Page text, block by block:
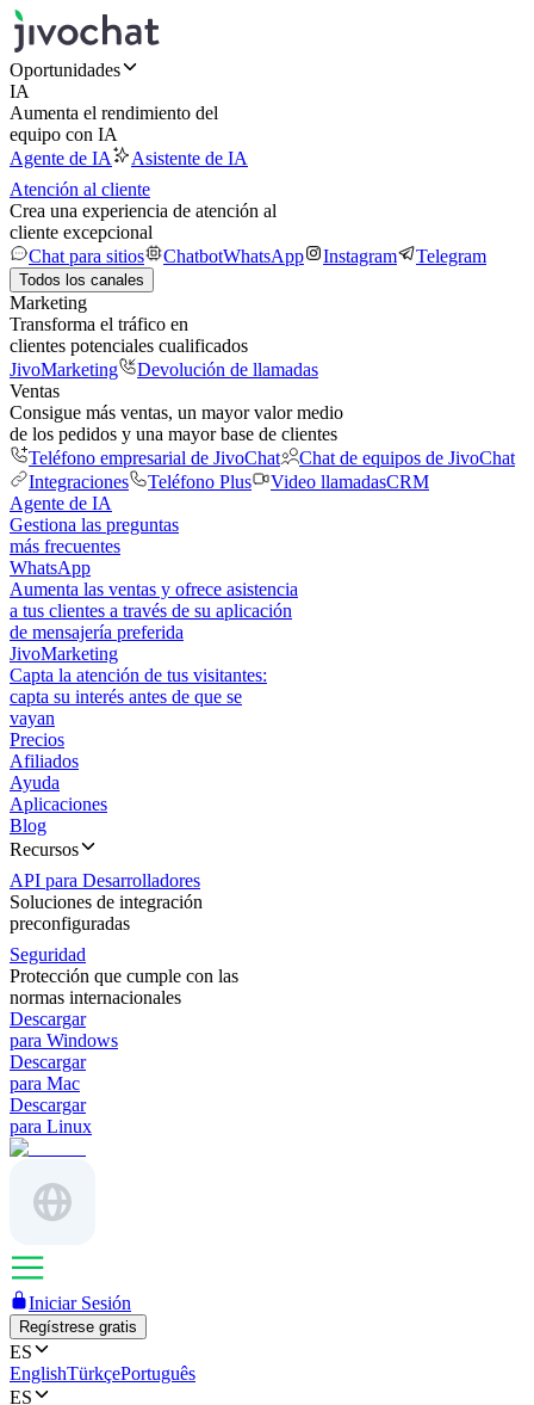
Oportunidades
IA
Aumenta el rendimiento del
equipo con IA
Agente de IA
Asistente de IA
Atención al cliente
Crea una experiencia de atención al
cliente excepcional
Chat para sitios
ChatbotWhatsApp Instagram Telegram
Todos los canales
Marketing
Transforma el tráfico en
clientes potenciales cualificados
JivoMarketing
Devolución de llamadas
Ventas
Consigue más ventas, un mayor valor medio
de los pedidos y una mayor base de clientes
Teléfono empresarial de JivoChat
Chat de equipos de JivoChat
Integraciones
Teléfono Plus Video llamadasCRM
Agente de IA
Gestiona las preguntas
más frecuentes
WhatsApp
Aumenta las ventas y ofrece asistencia
a tus clientes a través de su aplicación
de mensajería preferida
JivoMarketing
Capta la atención de tus visitantes:
capta su interés antes de que se
vayan
Precios
Afiliados
Ayuda
Aplicaciones
Blog
Recursos
API para Desarrolladores
Soluciones de integración
preconfiguradas
Seguridad
Protección que cumple con las
normas internacionales
Descargar
para Windows
Descargar
para Mac
Descargar
para Linux
Iniciar Sesión
Regístrese gratis
ES
EnglishTürkçePortuguês
ES